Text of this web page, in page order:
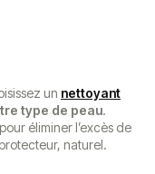
un nettoyant
type de peau.
éliminer l’excès de
naturel.